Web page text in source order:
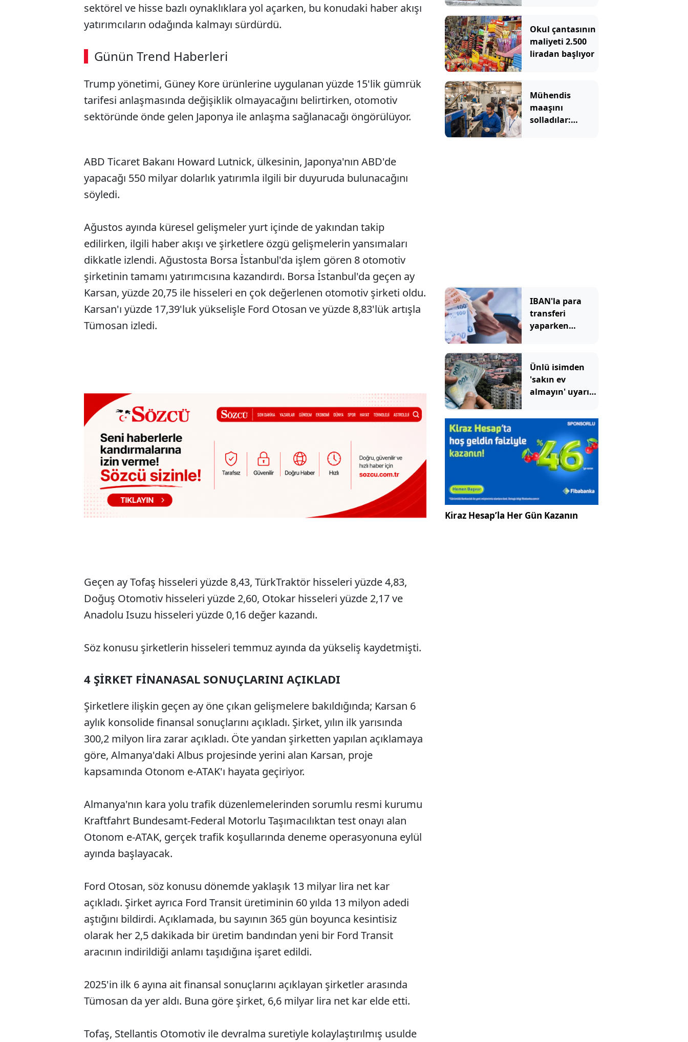
sektörel ve hisse bazlı oynaklıklara yol açarken, bu konudaki haber akışı
yatırımcıların odağında kalmayı sürdürdü.
Günün Trend Haberleri
00:02 / 09:15
Sesi Aç
Trump yönetimi, Güney Kore ürünlerine uygulanan yüzde 15'lik gümrük
tarifesi anlaşmasında değişiklik olmayacağını belirtirken, otomotiv
sektöründe önde gelen Japonya ile anlaşma sağlanacağı öngörülüyor.
ABD Ticaret Bakanı Howard Lutnick, ülkesinin, Japonya'nın ABD'de
yapacağı 550 milyar dolarlık yatırımla ilgili bir duyuruda bulunacağını
söyledi.
Ağustos ayında küresel gelişmeler yurt içinde de yakından takip
edilirken, ilgili haber akışı ve şirketlere özgü gelişmelerin yansımaları
dikkatle izlendi. Ağustosta Borsa İstanbul'da işlem gören 8 otomotiv
şirketinin tamamı yatırımcısına kazandırdı. Borsa İstanbul'da geçen ay
Karsan, yüzde 20,75 ile hisseleri en çok değerlenen otomotiv şirketi oldu.
Karsan'ı yüzde 17,39'luk yükselişle Ford Otosan ve yüzde 8,83'lük artışla
Tümosan izledi.
Geçen ay Tofaş hisseleri yüzde 8,43, TürkTraktör hisseleri yüzde 4,83,
Doğuş Otomotiv hisseleri yüzde 2,60, Otokar hisseleri yüzde 2,17 ve
Anadolu Isuzu hisseleri yüzde 0,16 değer kazandı.
Söz konusu şirketlerin hisseleri temmuz ayında da yükseliş kaydetmişti.
4 ŞİRKET FİNANASAL SONUÇLARINI AÇIKLADI
Şirketlere ilişkin geçen ay öne çıkan gelişmelere bakıldığında; Karsan 6
aylık konsolide finansal sonuçlarını açıkladı. Şirket, yılın ilk yarısında
300,2 milyon lira zarar açıkladı. Öte yandan şirketten yapılan açıklamaya
göre, Almanya'daki Albus projesinde yerini alan Karsan, proje
kapsamında Otonom e-ATAK'ı hayata geçiriyor.
Almanya'nın kara yolu trafik düzenlemelerinden sorumlu resmi kurumu
Kraftfahrt Bundesamt-Federal Motorlu Taşımacılıktan test onayı alan
Otonom e-ATAK, gerçek trafik koşullarında deneme operasyonuna eylül
ayında başlayacak.
Ford Otosan, söz konusu dönemde yaklaşık 13 milyar lira net kar
açıkladı. Şirket ayrıca Ford Transit üretiminin 60 yılda 13 milyon adedi
aştığını bildirdi. Açıklamada, bu sayının 365 gün boyunca kesintisiz
olarak her 2,5 dakikada bir üretim bandından yeni bir Ford Transit
aracının indirildiği anlamı taşıdığına işaret edildi.
2025'in ilk 6 ayına ait finansal sonuçlarını açıklayan şirketler arasında
Tümosan da yer aldı. Buna göre şirket, 6,6 milyar lira net kar elde etti.
Tofaş, Stellantis Otomotiv ile devralma suretiyle kolaylaştırılmış usulde
Okul çantasının
maliyeti 2.500
liradan başlıyor
Mühendis
maaşını
solladılar:
IBAN'la para
transferi
yaparken
bile
düzeltemiyor
Ünlü isimden
'sakın ev
almayın' uyarısı:
aracına işaret
Kiraz Hesap’la Her Gün Kazanın